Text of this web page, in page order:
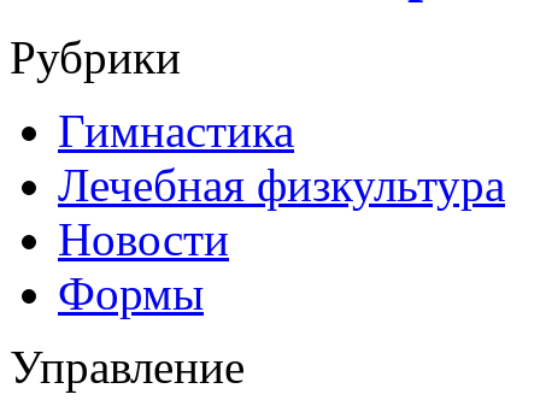
Рубрики
Гимнастика
Лечебная физкультура
Новости
Формы
Управление